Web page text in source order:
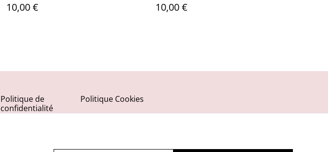
10,00 €
10,00 €
Politique de
confidentialité
Politique Cookies